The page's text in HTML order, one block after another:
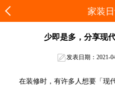
家装
少即是多，分享现
发表日期：2021-
在装修时，有许多人想要「现